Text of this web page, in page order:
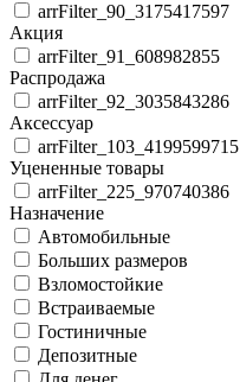
arrFilter_90_3175417597
Акция
arrFilter_91_608982855
Распродажа
arrFilter_92_3035843286
Аксессуар
arrFilter_103_4199599715
Уцененные товары
arrFilter_225_970740386
Назначение
Автомобильные
Больших размеров
Взломостойкие
Встраиваемые
Гостиничные
Депозитные